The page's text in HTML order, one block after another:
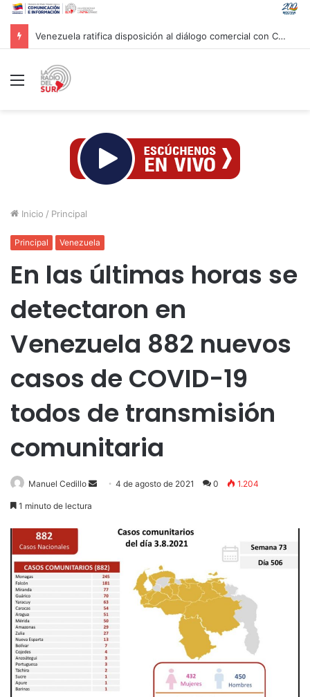
Venezuela ratifica disposición al diálogo comercial con Colombia bajo el principio de soberanía
Menú
Inicio / Principal
Principal Venezuela
En las últimas horas se
detectaron en
Venezuela 882 nuevos
casos de COVID-19
todos de transmisión
comunitaria
Manuel Cedillo
Send4 de agosto de 2021 0 1.204
1 minuto de lectura